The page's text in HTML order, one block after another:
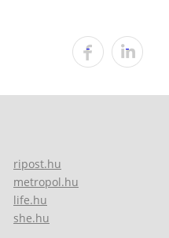
ripost.hu
metropol.hu
life.hu
she.hu